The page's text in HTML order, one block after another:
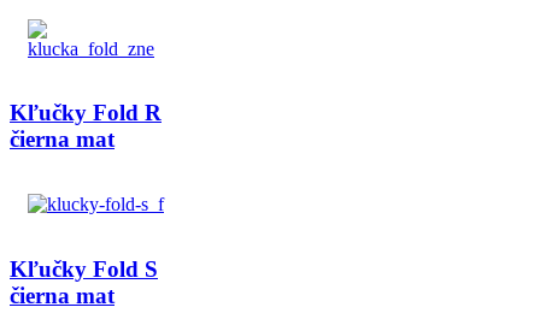
Kľučky Fold R
čierna mat
Kľučky Fold S
čierna mat